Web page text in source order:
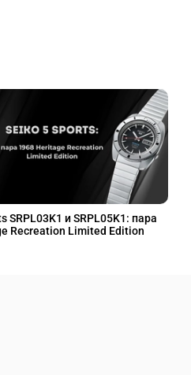
SRPL03K1 и SRPL05K1: пара
Recreation Limited Edition